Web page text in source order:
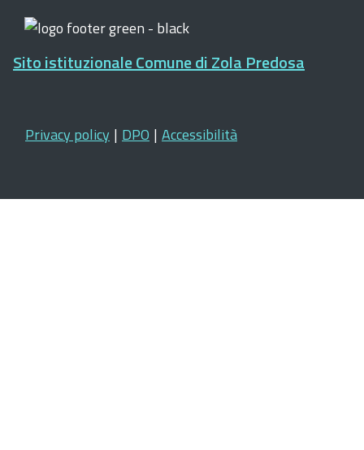
Sito istituzionale Comune di Zola Predosa
Privacy policy | DPO | Accessibilità